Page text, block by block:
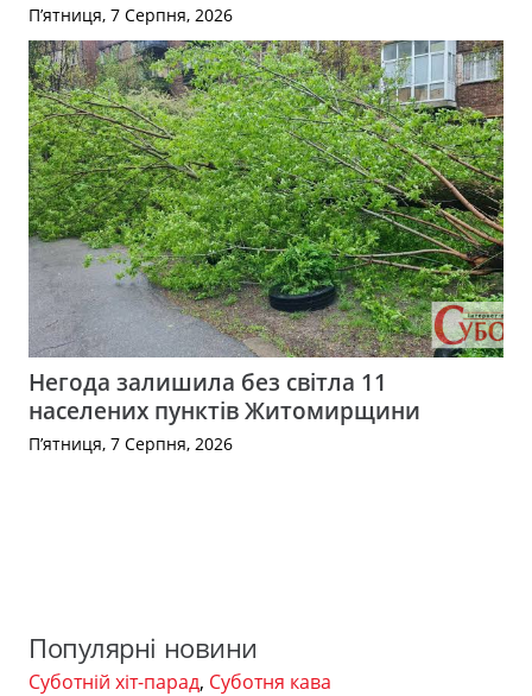
П’ятниця, 7 Серпня, 2026
Негода залишила без світла 11
населених пунктів Житомирщини
П’ятниця, 7 Серпня, 2026
Популярні новини
Суботній хіт-парад, Суботня кава